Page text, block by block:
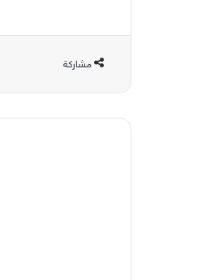
مشاركة